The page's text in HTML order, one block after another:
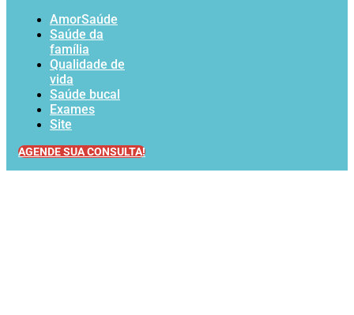
AmorSaúde
Saúde da
família
Qualidade de
vida
Saúde bucal
Exames
Site
AGENDE SUA CONSULTA!